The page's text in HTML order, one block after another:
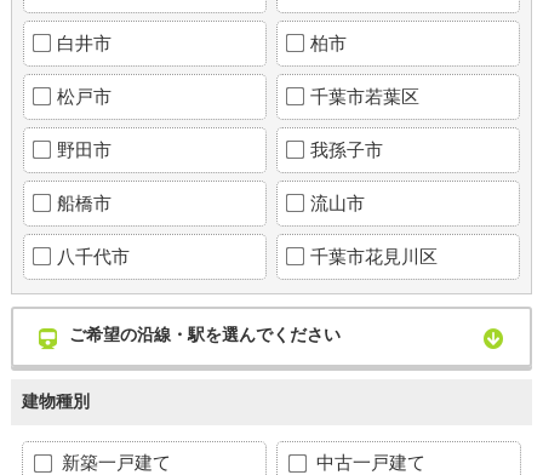
白井市 柏市
松戸市 千葉市若葉区
野田市 我孫子市
船橋市 流山市
八千代市 千葉市花見川区
ご希望の沿線・駅を選んでください
建物種別
新築一戸建て 中古一戸建て